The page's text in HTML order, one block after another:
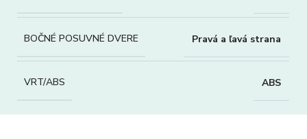
BOČNÉ POSUVNÉ DVERE Pravá a ľavá strana
VRT/ABS ABS